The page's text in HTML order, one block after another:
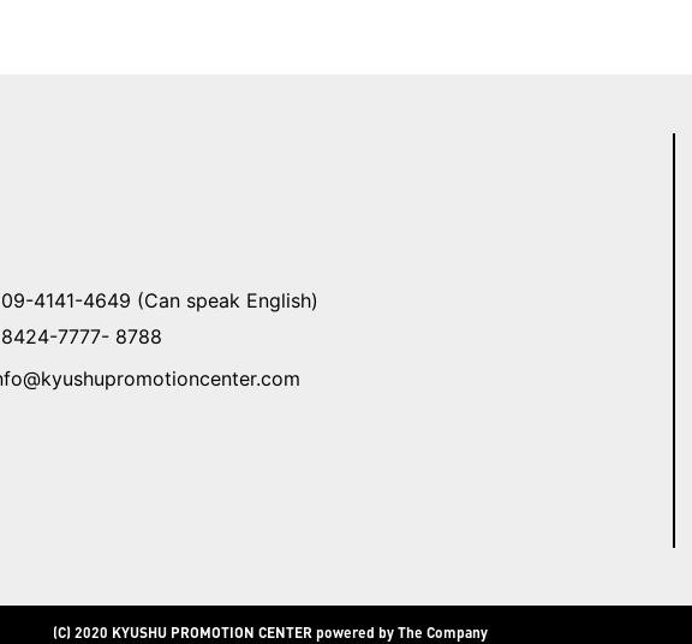
4141-4649 (Can speak English)
7777- 8788
(C) 2020 KYUSHU PROMOTION CENTER powered by The Company